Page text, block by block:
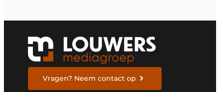
Vragen? Neem contact op